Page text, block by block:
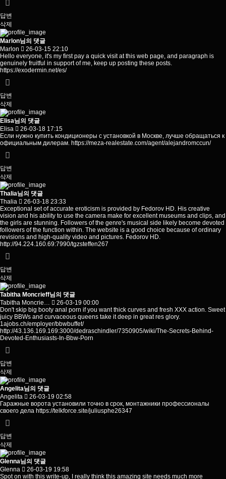
답변
삭제
Marlon님의 댓글
Marlon
26-03-15 22:10
Hello everyone, it's my first pay a quick visit at this web page, and paragraph is
genuinely fruitful in support of me, keep up posting these posts.
https://exodermin.net/es/
답변
삭제
Elisa님의 댓글
Elisa
26-03-18 17:15
Если нужно купить кондиционеры с установкой в Москве, лучше обращаться к
официальным дилерам. https://meza-realestate.com/agent/alejandromccun/
답변
삭제
Thalia님의 댓글
Thalia
26-03-18 23:33
Exceptional set of accurate eroticism is provided by Fedorov HD. His creative
vision and his ability to use the camera make for excellent museums and clips, and
the girls are stunning. Followers of the genre's musical side likely become devoted
followers of the function within. The website is a good choice because of ordinary
revisions and high-quality video and pictures. Fedorov HD.
http://94.224.160.69:7990/tgzsteffen267
답변
삭제
Tabitha Moncrieff님의 댓글
Tabitha Moncrie…
26-03-19 00:00
Don't skip big booty anal porn if you want thick curves and fresh XXX action. Sweet
juicy BBWs and curvaceous queens take it deep in great res glory.
1ajobs.ch/employer/bbwbuffet/
http://43.136.169.169:3000/dedraschindler/7350905/wiki/The-Secrets-Behind-
Devoted-Enthusiasts-In-Bbw-Porn
답변
삭제
Angelita님의 댓글
Angelita
26-03-19 02:58
Гаражные ворота установили точно в срок, монтажники профессионалы
своего дела https://telkforce.site/juliusphe26347
답변
삭제
Glenna님의 댓글
Glenna
26-03-19 19:58
Spot on with this write-up, I really think this amazing site needs much more